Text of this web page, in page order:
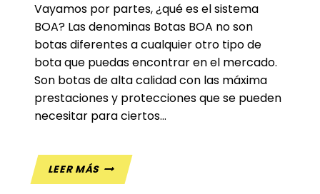
Vayamos por partes, ¿qué es el sistema
BOA? Las denominas Botas BOA no son
botas diferentes a cualquier otro tipo de
bota que puedas encontrar en el mercado.
Son botas de alta calidad con las máxima
prestaciones y protecciones que se pueden
necesitar para ciertos…
LEER MÁSEL
SISTEMA